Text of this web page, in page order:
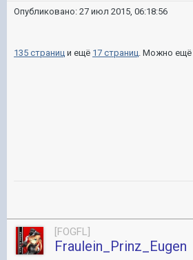
Опубликовано: 27 июл 2015, 06:18:56
135 страниц и ещё 17 страниц. Можно ещё
[FOGFL]
Fraulein_Prinz_Eugen